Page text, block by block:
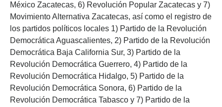
México Zacatecas, 6) Revolución Popular Zacatecas y 7)
Movimiento Alternativa Zacatecas, así como el registro de
los partidos políticos locales 1) Partido de la Revolución
Democrática Aguascalientes, 2) Partido de la Revolución
Democrática Baja California Sur, 3) Partido de la
Revolución Democrática Guerrero, 4) Partido de la
Revolución Democrática Hidalgo, 5) Partido de la
Revolución Democrática Sonora, 6) Partido de la
Revolución Democrática Tabasco y 7) Partido de la